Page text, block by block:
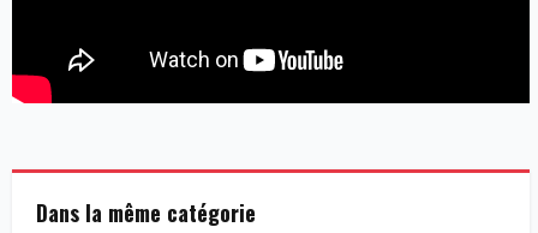
Dans la même catégorie